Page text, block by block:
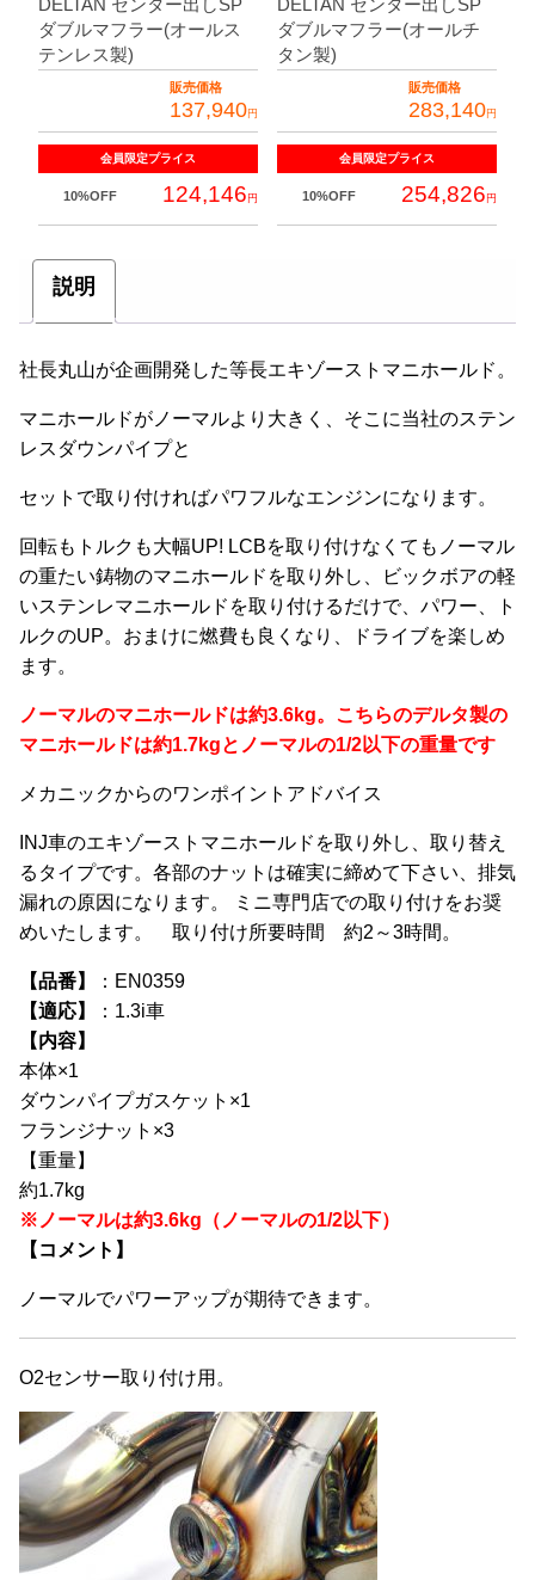
DELTAN センター出しSP
ダブルマフラー(オールス
テンレス製)
販売価格
137,940円
会員限定プライス
10%OFF 124,146 円
DELTAN センター出しSP
ダブルマフラー(オールチ
タン製)
販売価格
283,140円
会員限定プライス
10%OFF 254,826 円
説明
社長丸山が企画開発した等長エキゾーストマニホールド。
マニホールドがノーマルより大きく、そこに当社のステン
レスダウンパイプと
セットで取り付ければパワフルなエンジンになります。
回転もトルクも大幅UP! LCBを取り付けなくてもノーマル
の重たい鋳物のマニホールドを取り外し、ビックボアの軽
いステンレマニホールドを取り付けるだけで、パワー、ト
ルクのUP。おまけに燃費も良くなり、ドライブを楽しめ
ます。
ノーマルのマニホールドは約3.6kg。こちらのデルタ製の
マニホールドは約1.7kgとノーマルの1/2以下の重量です
メカニックからのワンポイントアドバイス
INJ車のエキゾーストマニホールドを取り外し、取り替え
るタイプです。各部のナットは確実に締めて下さい、排気
漏れの原因になります。 ミニ専門店での取り付けをお奨
めいたします。 取り付け所要時間 約2～3時間。
【品番】
：EN0359
【適応】
：1.3i車
【内容】
本体×1
ダウンパイプガスケット×1
フランジナット×3
【重量】
約1.7kg
※ノーマルは約3.6kg（ノーマルの1/2以下）
【コメント】
ノーマルでパワーアップが期待できます。
O2センサー取り付け用。